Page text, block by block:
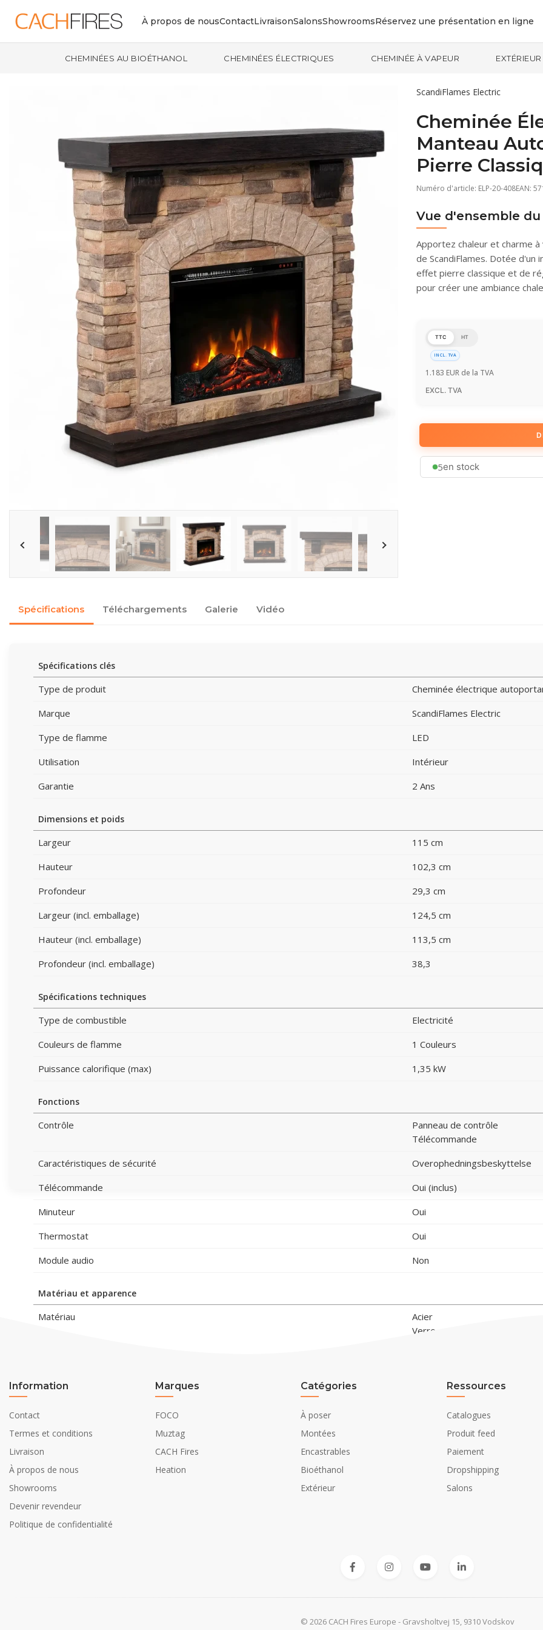
À propos de nousContactLivraisonSalonsShowroomsRéservez une présentation en ligne
CHEMINÉES AU BIOÉTHANOL CHEMINÉES ÉLECTRIQUES CHEMINÉE À VAPEUR EXTÉRIEUR
ScandiFlames Electric
Cheminée
Manteau
Pierre
Numéro d'article: ELP-20-408EAN:
Vue d'ensemble
Apportez chaleur et charme
de ScandiFlames. Dotée d'un
effet pierre classique et de
pour créer une ambiance
TTC HT
INCL. TVA
1.183 EUR de la TVA
EXCL. TVA
5en stock
Spécifications Téléchargements Galerie Vidéo
Spécifications clés
Type de produit
Cheminée électrique
Marque
ScandiFlames Electric
Type de flamme
LED
Utilisation
Intérieur
Garantie
2 Ans
Dimensions et poids
Largeur
115 cm
Hauteur
102,3 cm
Profondeur
29,3 cm
Largeur (incl. emballage)
124,5 cm
Hauteur (incl. emballage)
113,5 cm
Profondeur (incl. emballage)
38,3
Spécifications techniques
Type de combustible
Electricité
Couleurs de flamme
1 Couleurs
Puissance calorifique (max)
1,35 kW
Fonctions
Contrôle
Panneau de contrôle
Télécommande
Caractéristiques de sécurité
Overophedningsbeskyttelse
Télécommande
Oui (inclus)
Minuteur
Oui
Thermostat
Oui
Module audio
Non
Matériau et apparence
Matériau
Acier
Verre
Marron clair
Détails d'installation
Conduit de cheminée
Non requis
Exigences en alimentation électrique
Information
Contact
Termes et conditions
Livraison
À propos de nous
Showrooms
Devenir revendeur
Politique de confidentialité
Marques
FOCO
Muztag
CACH Fires
Heation
Catégories
À poser
Montées
Encastrables
Bioéthanol
Extérieur
Ressources
Catalogues
Produit feed
Paiement
Dropshipping
Salons
© 2026 CACH Fires Europe - Gravsholtvej 15, 9310 Vodskov